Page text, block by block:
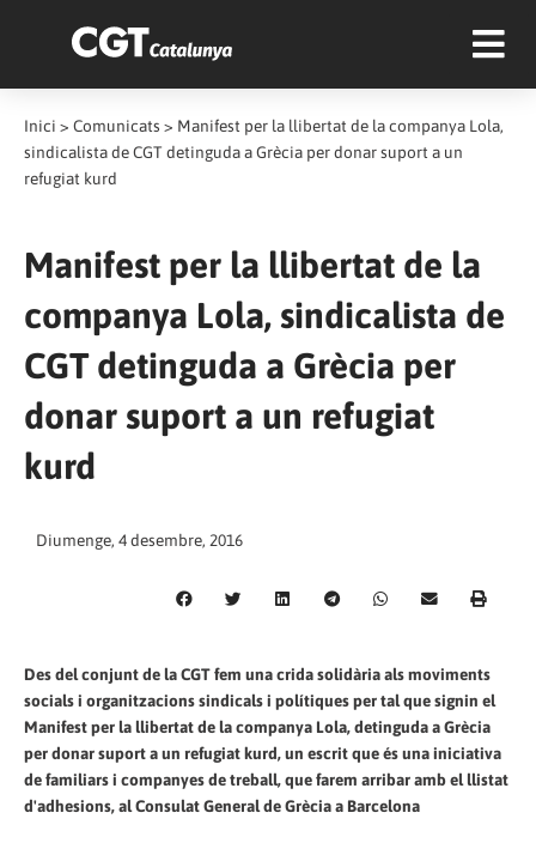
Inici > Comunicats > Manifest per la llibertat de la companya Lola,
sindicalista de CGT detinguda a Grècia per donar suport a un
refugiat kurd
Manifest per la llibertat de la
companya Lola, sindicalista de
CGT detinguda a Grècia per
donar suport a un refugiat
kurd
Diumenge, 4 desembre, 2016
Des del conjunt de la CGT fem una crida solidària als moviments
socials i organitzacions sindicals i polítiques per tal que signin el
Manifest per la llibertat de la companya Lola, detinguda a Grècia
per donar suport a un refugiat kurd, un escrit que és una iniciativa
de familiars i companyes de treball, que farem arribar amb el llistat
d'adhesions, al Consulat General de Grècia a Barcelona